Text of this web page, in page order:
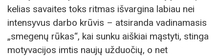
kelias savaites toks ritmas išvargina labiau nei
intensyvus darbo krūvis – atsiranda vadinamasis
„smegenų rūkas“, kai sunku aiškiai mąstyti, stinga
motyvacijos imtis naujų užduočių, o net